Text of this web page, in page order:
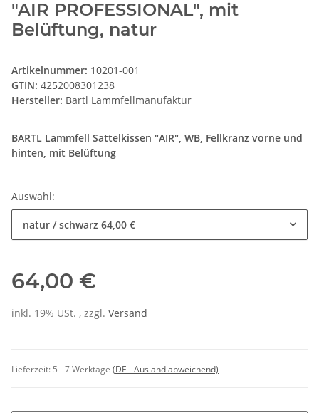
"AIR PROFESSIONAL", mit
Belüftung, natur
Artikelnummer: 10201-001
GTIN: 4252008301238
Hersteller: Bartl Lammfellmanufaktur
BARTL Lammfell Sattelkissen "AIR", WB, Fellkranz vorne und
hinten, mit Belüftung
Auswahl:
natur / schwarz 64,00 €
64,00 €
inkl. 19% USt. , zzgl. Versand
Lieferzeit: 5 - 7 Werktage (DE - Ausland abweichend)